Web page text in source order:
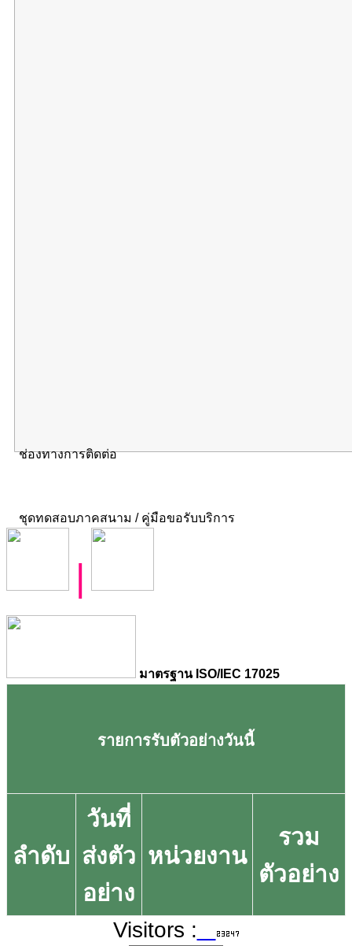
ช่องทางการติดต่อ
ชุดทดสอบภาคสนาม / คู่มือขอรับบริการ
มาตรฐาน ISO/IEC 17025
รายการรับตัวอย่างวันนี้
ลำดับ
วันที่
ส่งตัว
อย่าง
หน่วยงาน
รวม
ตัวอย่าง
Visitors :